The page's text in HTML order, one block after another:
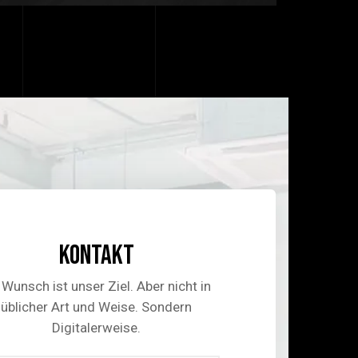
Kontakt
ist unser Ziel. Aber nicht in
üblicher Art und Weise. Sondern
Digitalerweise.